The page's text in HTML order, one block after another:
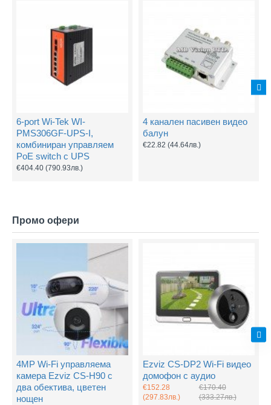
6-port Wi-Tek WI-
PMS306GF-UPS-I,
комбиниран управляем
PoE switch с UPS
€404.40 (790.93лв.)
4 канален пасивен видео
балун
€22.82 (44.64лв.)
Промо офери
4MP Wi-Fi управляема
камера Ezviz CS-H90 с
два обектива, цветен
нощен
Ezviz CS-DP2 Wi-Fi видео
домофон с аудио
€152.28
(297.83лв.)
€170.40
(333.27лв.)